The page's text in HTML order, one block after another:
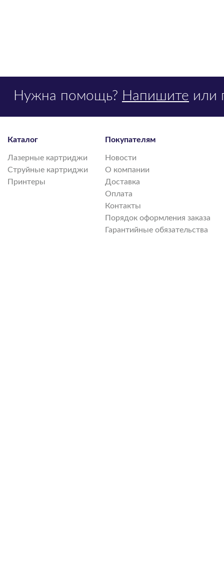
Нужна помощь? Напишите или
Каталог
Лазерные картриджи
Струйные картриджи
Принтеры
Покупателям
Новости
О компании
Доставка
Оплата
Контакты
Порядок оформления заказа
Гарантийные обязательства